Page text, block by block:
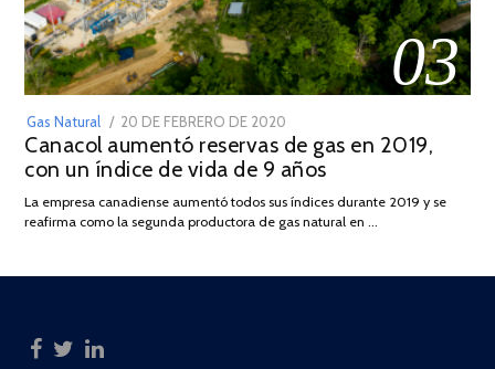
03
Gas Natural
POSTED
ON
20 DE FEBRERO DE 2020
DE
JULIO
2025
Canacol aumentó reservas de gas en 2019,
con un índice de vida de 9 años
La empresa canadiense aumentó todos sus índices durante 2019 y se
reafirma como la segunda productora de gas natural en …